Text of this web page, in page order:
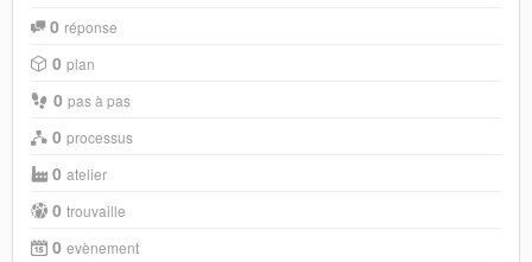
0 réponse
0 plan
0 pas à pas
0 processus
0 atelier
0 trouvaille
0 evènement